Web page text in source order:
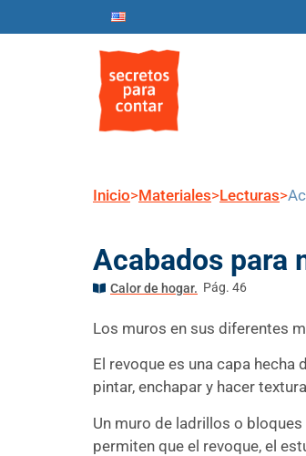
Inicio>Materiales>Lecturas>
Acabados para
Calor de hogar. Pág. 46
Los muros en sus diferentes
El revoque es una capa
pintar, enchapar y hacer
Un muro de ladrillos o
permiten que el revoque, el